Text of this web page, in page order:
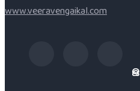
www.veeravengaikal.com